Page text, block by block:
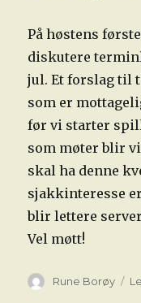
På høstens
diskutere
jul. Et forslag til
som er
før vi starter
som møter blir
skal ha denne
sjakkinteresse
blir lettere
Vel møtt!
Forfatter
Rune Borøy